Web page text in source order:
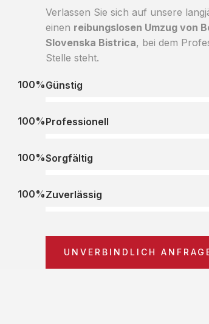
Verlassen Sie sich auf unsere
einen reibungslosen Umzug von
Slovenska Bistrica, bei dem
Stelle steht.
Günstig
100%
Professionell
100%
Sorgfältig
100%
Zuverlässig
100%
UNVERBINDLICH